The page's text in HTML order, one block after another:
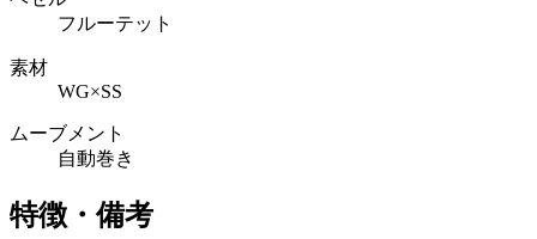
フルーテット
素材
WG×SS
ムーブメント
自動巻き
特徴・備考